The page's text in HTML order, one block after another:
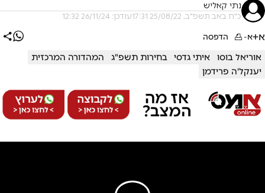
נתי קאליש
כ"ח באב תשפ"ב, 25/08/22 17:31 עודכן: 26/11/24 12:32
א+א- הדפסה
אוריאל בוסו איתי גדסי בחירות תשפ"ג
המהדורה המרכזית
יענקל'ה פרידמן